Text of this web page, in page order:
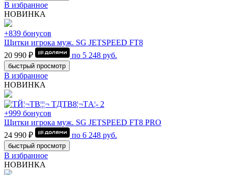
В избранное
НОВИНКА
+839 бонусов
Щитки игрока муж. SG JETSPEED FT8
20 990 ₽
по 5 248 руб.
быстрый просмотр
В избранное
НОВИНКА
+999 бонусов
Щитки игрока муж. SG JETSPEED FT8 PRO
24 990 ₽
по 6 248 руб.
быстрый просмотр
В избранное
НОВИНКА